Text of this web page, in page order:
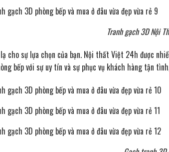
Tranh gạch 3D Nội
cho sự lựa chọn của bạn. Nội thất Việt 24h được
bếp với sự uy tín và sự phục vụ khách hàng tận